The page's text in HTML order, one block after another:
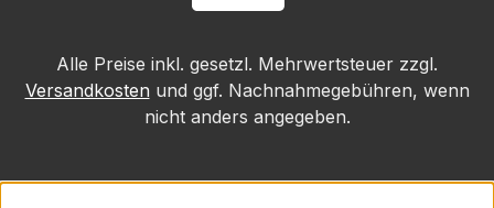
Alle Preise inkl. gesetzl. Mehrwertsteuer zzgl.
Versandkosten und ggf. Nachnahmegebühren, wenn
nicht anders angegeben.